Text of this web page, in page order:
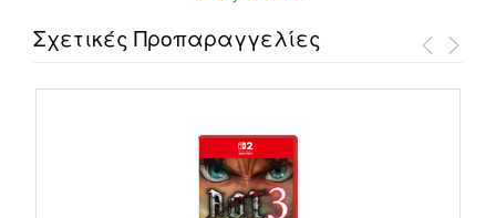
Σχετικές Προπαραγγελίες